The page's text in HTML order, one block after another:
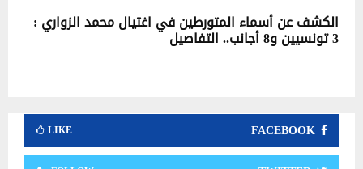
الكشف عن أسماء المتورطين في اغتيال محمد الزواري :
3 تونسيين و8 أجانب.. التفاصيل
FACEBOOK
LIKE